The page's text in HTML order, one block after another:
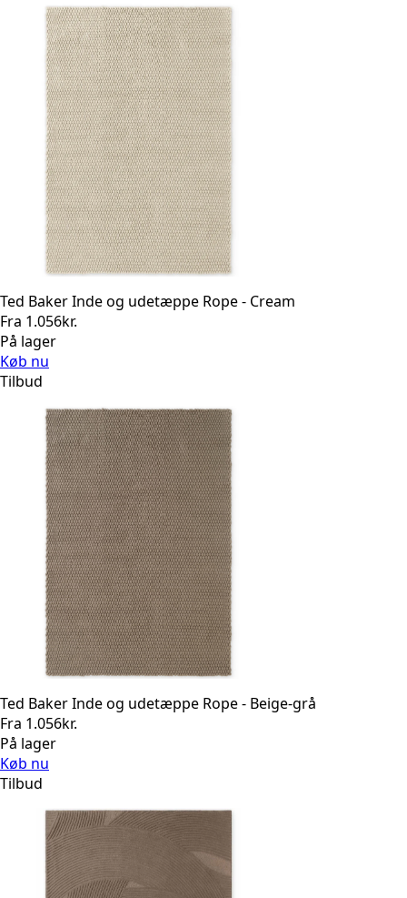
Ted Baker Inde og udetæppe Rope - Cream
Fra 1.056kr.
På lager
Køb nu
Tilbud
Ted Baker Inde og udetæppe Rope - Beige-grå
Fra 1.056kr.
På lager
Køb nu
Tilbud